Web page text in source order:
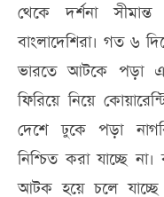
থেকে দর্শনা
বাংলাদেশিরা। গত ৬
ভারতে আটকে পড়া
ফিরিয়ে নিয়ে
দেশে ঢুকে পড়া
নিশ্চিত করা যাচ্ছে
আটক হয়ে চলে যাচ্ছে